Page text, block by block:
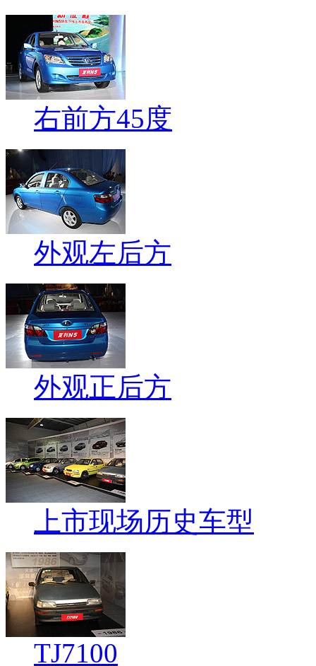
右前方45度
外观左后方
外观正后方
上市现场历史车型
TJ7100